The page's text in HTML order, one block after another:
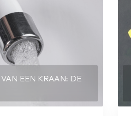
EEN KRAAN: DE